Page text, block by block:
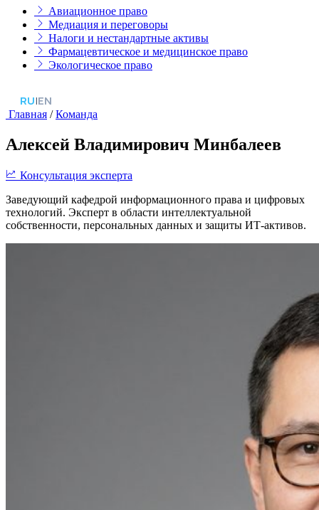
Авиационное право
Медиация и переговоры
Налоги и нестандартные активы
Фармацевтическое и медицинское право
Экологическое право
RU|EN
Главная /Команда
Алексей Владимирович Минбалеев
Консультация эксперта
Заведующий кафедрой информационного права и цифровых
технологий. Эксперт в области интеллектуальной
собственности, персональных данных и защиты ИТ-активов.